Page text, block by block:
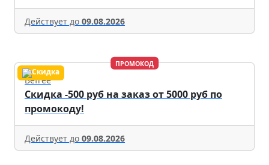
Действует до 09.08.2026
ПРОМОКОД
Befree
Скидка -500 руб на заказ от 5000 руб по
промокоду!
Действует до 09.08.2026